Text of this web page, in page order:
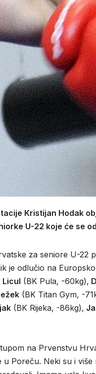
Kristijan Hodak
U-22 koje će se
za seniore U-22
je odlučio na
Licul (BK Pula, -60kg),
(BK Titan Gym, -
(BK Rijeka, -86kg),
na Prvenstvu
Poreču. Neki su i